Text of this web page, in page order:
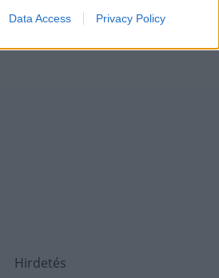
Data Access Privacy Policy
Hirdetés